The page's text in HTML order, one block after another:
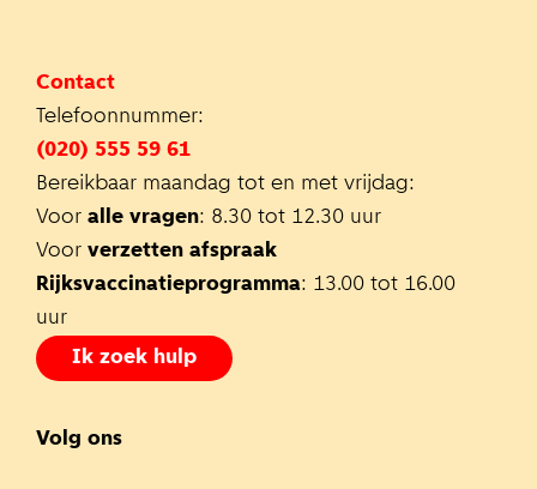
Contact
Telefoonnummer:
(020) 555 59 61
Bereikbaar maandag tot en met vrijdag:
Voor alle vragen: 8.30 tot 12.30 uur
Voor verzetten afspraak
Rijksvaccinatieprogramma: 13.00 tot 16.00
uur
Ik zoek hulp
Volg ons